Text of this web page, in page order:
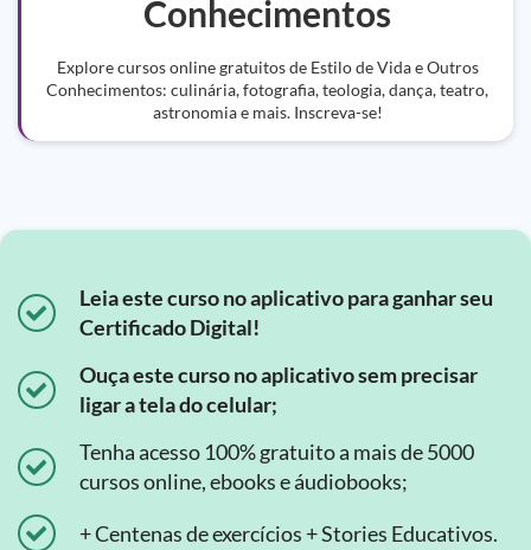
Conhecimentos
Explore cursos online gratuitos de Estilo de Vida e Outros
Conhecimentos: culinária, fotografia, teologia, dança, teatro,
astronomia e mais. Inscreva-se!
Leia este curso no aplicativo para ganhar seu
Certificado Digital!
Ouça este curso no aplicativo sem precisar
ligar a tela do celular;
Tenha acesso 100% gratuito a mais de 5000
cursos online, ebooks e áudiobooks;
+ Centenas de exercícios + Stories Educativos.